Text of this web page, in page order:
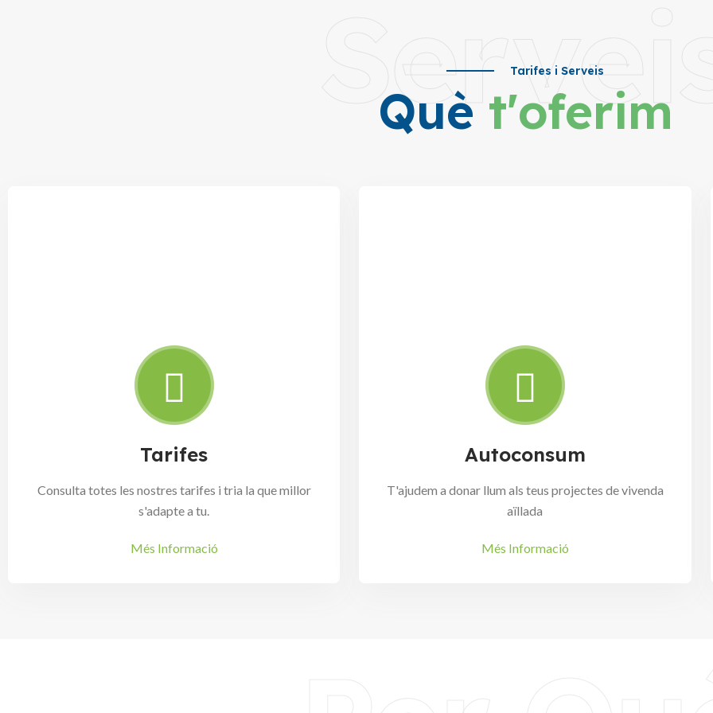
Tarifes i Serveis
Què t'oferim
Tarifes
Consulta totes les nostres tarifes i tria la que millor
s'adapte a tu.
Més Informació
Autoconsum
T'ajudem a donar llum als teus projectes de vivenda
aïllada
Més Informació